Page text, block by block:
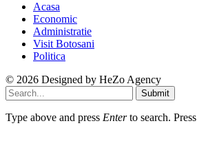
Acasa
Economic
Administratie
Visit Botosani
Politica
© 2026 Designed by HeZo Agency
Submit
Type above and press Enterto search. Press